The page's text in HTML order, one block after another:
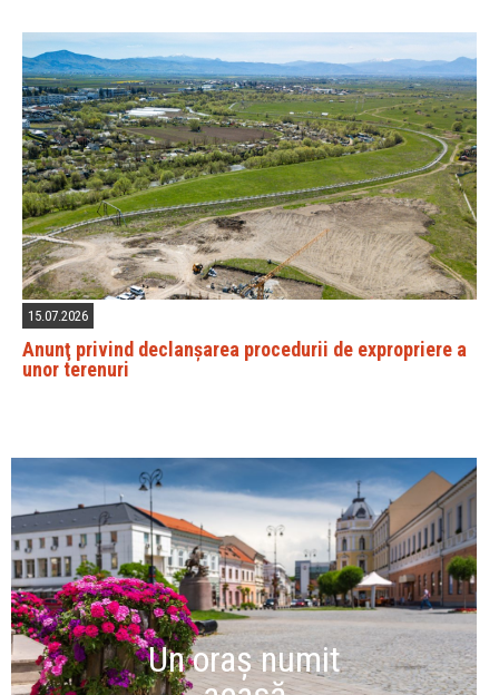
15.07.2026
Anunţ privind declanșarea procedurii de expropriere a
unor terenuri
Un oraș numit